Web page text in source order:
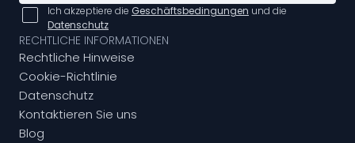
Ich akzeptiere die Geschäftsbedingungen und die
Datenschutz
RECHTLICHE INFORMATIONEN
Rechtliche Hinweise
Cookie-Richtlinie
Datenschutz
Kontaktieren Sie uns
Blog